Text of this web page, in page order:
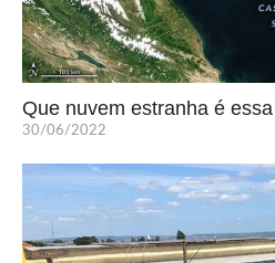
Que nuvem estranha é
30/06/2022